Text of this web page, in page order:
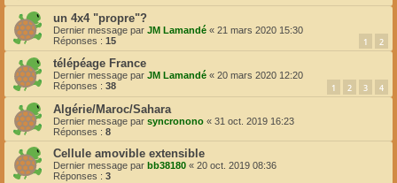
un 4x4 "propre"?
Dernier message par JM Lamandé « 21 mars 2020 15:30
Réponses : 15 1 2
télépéage France
Dernier message par JM Lamandé « 20 mars 2020 12:20
Réponses : 38 1 2 3 4
Algérie/Maroc/Sahara
Dernier message par syncronono « 31 oct. 2019 16:23
Réponses : 8
Cellule amovible extensible
Dernier message par bb38180 « 20 oct. 2019 08:36
Réponses : 3